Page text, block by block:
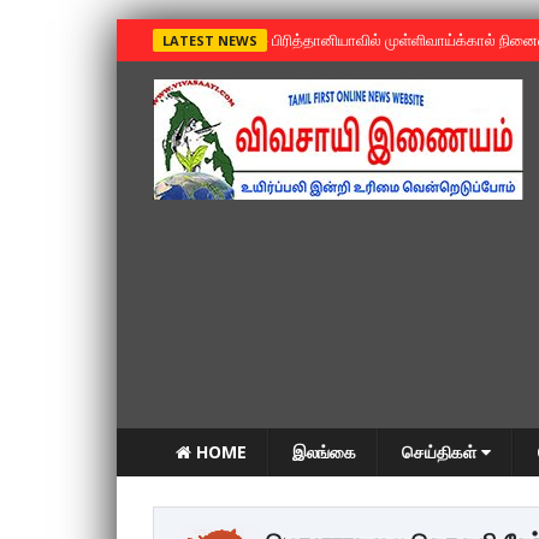
LATEST NEWS »பிரித்தானியாவில் முள்ளிவாய்க்கால்
HOME இலங்கை செய்திகள்